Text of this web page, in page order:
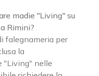
madie "Living" su
Rimini?
falegnameria per
la
"Living" nelle